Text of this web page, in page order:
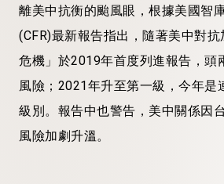
離美中抗衡的颱風眼，根據美國智
(CFR)最新報告指出，隨著美中對
危機」於2019年首度列進報告，頭
風險；2021年升至第一級，今年是
級別。報告中也警告，美中關係因
風險加劇升溫。